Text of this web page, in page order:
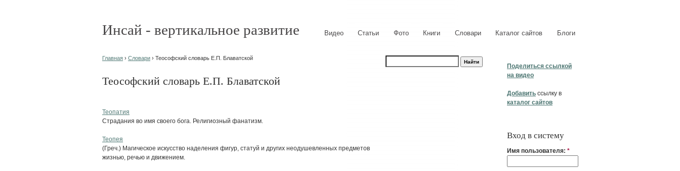
Инсай - вертикальное развитие Видео Статьи Фото Книги Словари Каталог сайтов Блоги
Поделиться ссылкой
на видео
Добавить ссылку в
каталог сайтов
Вход в систему
Имя пользователя: *
Главная › Словари › Теософский словарь Е.П. Блаватской
Теософский словарь Е.П. Блаватской
Теопатия
Страдания во имя своего бога. Религиозный фанатизм.
Теопея
(Греч.) Магическое искусство наделения фигур, статуй и других неодушевленных предметов
жизнью, речью и движением.